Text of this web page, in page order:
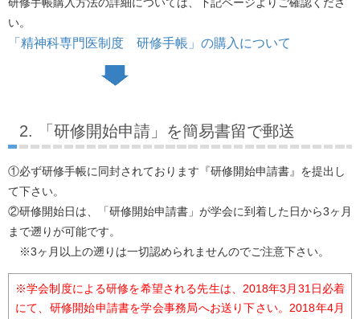
い。
「精神科専門医制度 研修手帳」の購入について
2. 「研修開始申請」を簡易書留で郵送
①必ず研修手帳に同封されております『研修開始申請書』を提出し
て下さい。
②研修開始日は、「研修開始申請書」が学会に到着した日から3ヶ月
まで遡りが可能です。
※3ヶ月以上の遡りは一切認められませんのでご注意下さい。
※学会制度による研修を希望される先生は、2018年3月31日必着
にて、研修開始申請書を学会事務局へお送り下さい。2018年4月